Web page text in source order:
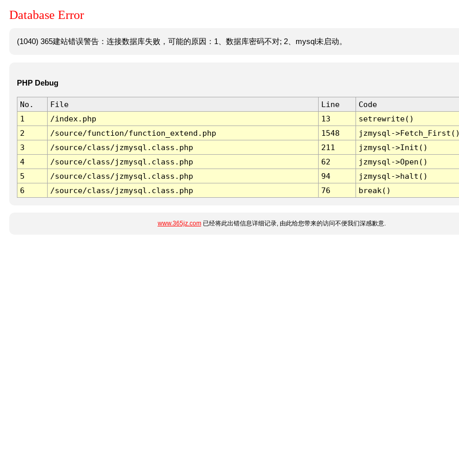
Database Error
(1040) 365建站错误警告：连接数据库失败，可能的原因：1、数据库密码不对; 2、mysql未启动。
PHP Debug
No. File Line
Code
1
/index.php 13
setrewrite()
2
/source/function/function_extend.php 1548
jzmysql-
3
/source/class/jzmysql.class.php 211
jzmysql->Init()
4
/source/class/jzmysql.class.php 62
jzmysql->Open()
5
/source/class/jzmysql.class.php 94
jzmysql->halt()
6
/source/class/jzmysql.class.php 76 break()
www.365jz.com已经将此出错信息详细记录, 由此给您带来的访问不便我们深感歉意.